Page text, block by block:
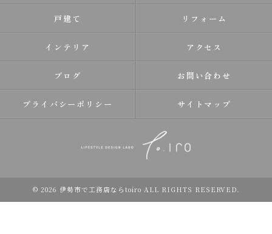
戸建て リフォーム
インテリア アクセス
ブログ お問い合わせ
プライバシーポリシー サイトマップ
© 2026 伊勢市で工務店ならtoiro ALL RIGHTS RESERVED.